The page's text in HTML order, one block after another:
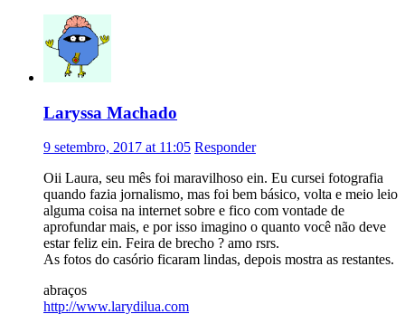
Laryssa Machado
9 setembro, 2017 at 11:05 Responder
Oii Laura, seu mês foi maravilhoso ein. Eu cursei fotografia
quando fazia jornalismo, mas foi bem básico, volta e meio leio
alguma coisa na internet sobre e fico com vontade de
aprofundar mais, e por isso imagino o quanto você não deve
estar feliz ein. Feira de brecho ? amo rsrs.
As fotos do casório ficaram lindas, depois mostra as restantes.
abraços
http://www.larydilua.com